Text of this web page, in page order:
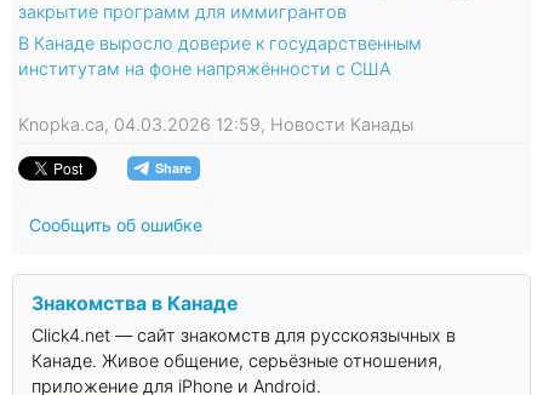
закрытие программ для иммигрантов
В Канаде выросло доверие к государственным
институтам на фоне напряжённости с США
Knopka.ca, 04.03.2026 12:59, Новости Канады
Сообщить об ошибке
Знакомства в Канаде
Click4.net — сайт знакомств для русскоязычных в
Канаде. Живое общение, серьёзные отношения,
приложение для iPhone и Android.